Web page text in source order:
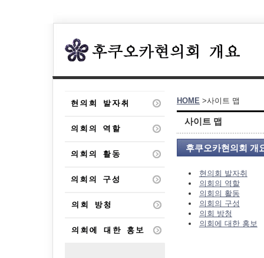
HOME >사이트 맵
사이트 맵
후쿠오카현의회 개
현의회 발자취
의회의 역할
의회의 활동
의회의 구성
의회 방청
의회에 대한 홍보